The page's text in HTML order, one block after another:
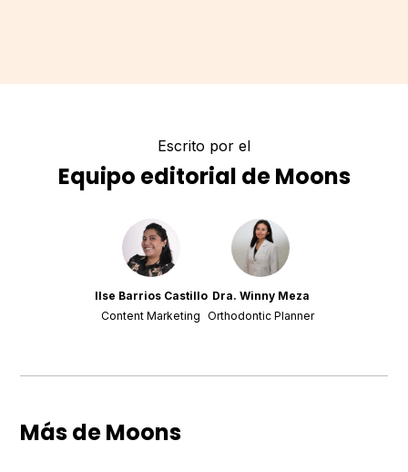
Escrito por el
Equipo editorial de Moons
Ilse Barrios Castillo
Content Marketing
Dra. Winny Meza
Orthodontic Planner
Más de Moons